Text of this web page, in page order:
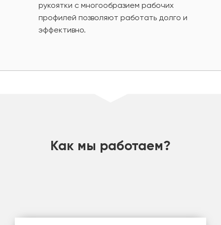
рукоятки с многообразием рабочих
профилей позволяют работать долго и
эффективно.
Как мы работаем?